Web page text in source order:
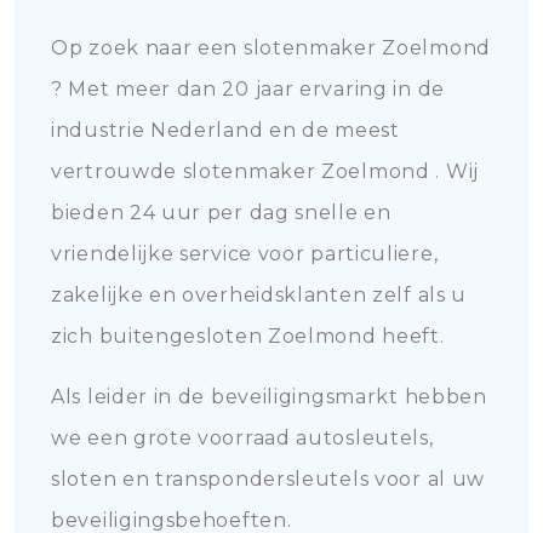
Op zoek naar een slotenmaker Zoelmond
? Met meer dan 20 jaar ervaring in de
industrie Nederland en de meest
vertrouwde slotenmaker Zoelmond . Wij
bieden 24 uur per dag snelle en
vriendelijke service voor particuliere,
zakelijke en overheidsklanten zelf als u
zich buitengesloten Zoelmond heeft.
Als leider in de beveiligingsmarkt hebben
we een grote voorraad autosleutels,
sloten en transpondersleutels voor al uw
beveiligingsbehoeften.